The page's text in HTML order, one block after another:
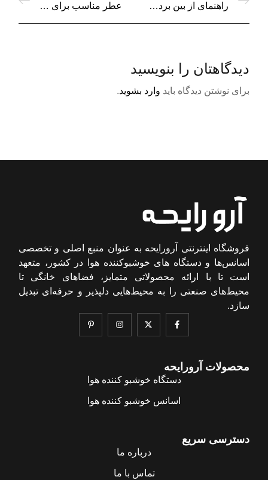
راهنمای از بین بردن لکه عطر از روی لباس عطر مناسب برای افراد میگرنی
دیدگاهتان را بنویسید
برای نوشتن دیدگاه باید وارد بشوید.
فروشگاه اینترنتی آرورایحه به عنوان منبع اصلی و تخصصی
اسانس‌ها و دستگاه های خوشبوکننده هوا در کشور، متعهد
است تا با ارائه محصولاتی متمایز، فضاهای خانگی تا
محیط‌های صنعتی را به محیط‌هایی دلپذیر و حرفه‌ای تبدیل
سازد.
محصولات آرورایحه
دستگاه خوشبو کننده هوا
اسانس خوشبو کننده هوا
دسترسی سریع
درباره ما
تماس با ما